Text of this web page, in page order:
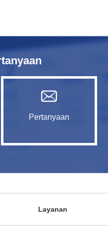
Pertanyaan
Layanan